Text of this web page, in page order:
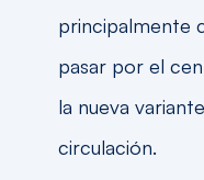
principalmente
pasar por el
la nueva
circulación.